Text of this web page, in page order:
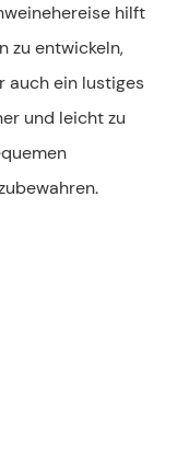
hilft
zu entwickeln,
auch ein lustiges
und leicht zu